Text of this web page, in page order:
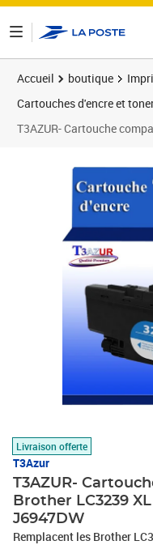
Accueil boutique
Cartouches d'encre et
T3AZUR- Cartouche
Livraison offerte
T3Azur
T3AZUR-
Brother LC3239
J6947DW
Remplacent les Brother